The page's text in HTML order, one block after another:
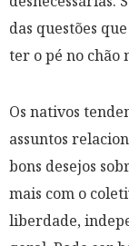
das questões
ter o pé no chão
Os nativos
assuntos
bons desejos
mais com o
liberdade,